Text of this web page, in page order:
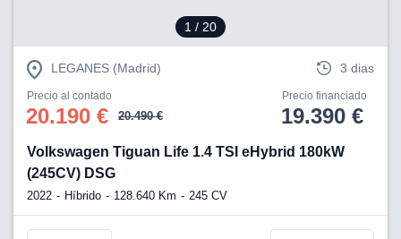
1 / 20
LEGANES (Madrid) 3 dias
Precio al contado
20.190 € 20.490 €
Precio financiado
19.390 €
Volkswagen Tiguan Life 1.4 TSI eHybrid 180kW
(245CV) DSG
2022 Híbrido 128.640 Km 245 CV